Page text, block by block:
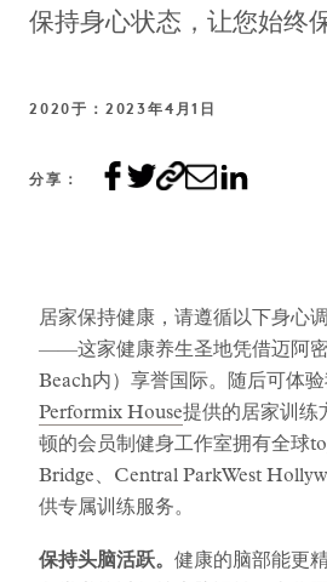
保持身心状态，让您始终
2020于：2023年4月1日
分享：
居家保持健康，请遵循以下身心
——这家健康养生圣地凭借迈阿
Beach内）享誉国际。随后可体
Performix House提供的居家训练
顿的会员制健身工作室拥有全球
Bridge、Central ParkWest
供专属训练服务。
保持头脑活跃。 健康的脑部能更